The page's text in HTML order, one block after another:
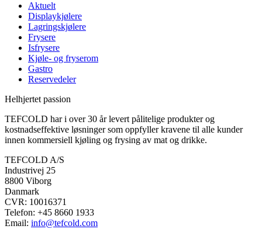
Aktuelt
Displaykjølere
Lagringskjølere
Frysere
Isfrysere
Kjøle- og fryserom
Gastro
Reservedeler
Helhjertet passion
TEFCOLD har i over 30 år levert pålitelige produkter og
kostnadseffektive løsninger som oppfyller kravene til alle kunder
innen kommersiell kjøling og frysing av mat og drikke.
TEFCOLD A/S
Industrivej 25
8800 Viborg
Danmark
CVR: 10016371
Telefon: +45 8660 1933
Email: info@tefcold.com